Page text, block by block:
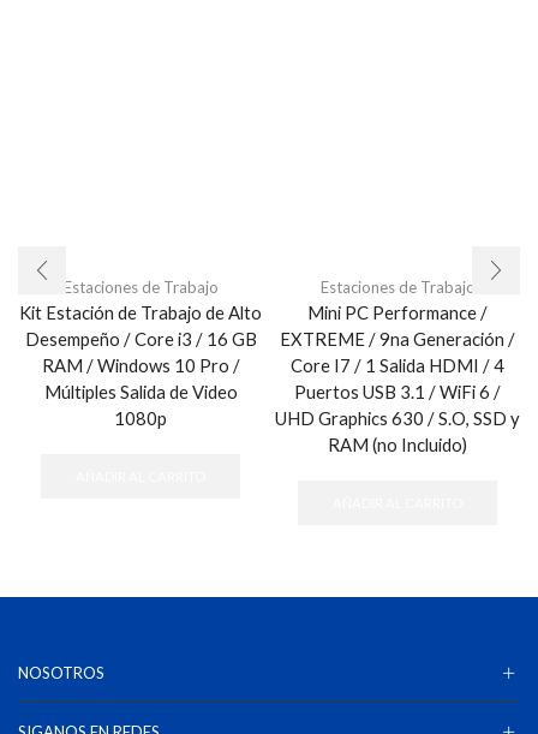
Estaciones de Trabajo
Kit Estación de Trabajo de Alto
Desempeño / Core i3 / 16 GB
RAM / Windows 10 Pro /
Múltiples Salida de Video
1080p
Estaciones de Trabajo
Mini PC Performance /
EXTREME / 9na Generación /
Core I7 / 1 Salida HDMI / 4
Puertos USB 3.1 / WiFi 6 /
UHD Graphics 630 / S.O, SSD y
RAM (no Incluido)
NOSOTROS